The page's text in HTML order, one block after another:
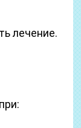
лечение.